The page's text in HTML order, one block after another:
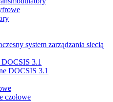
system zarządzania siecią
3.1
DOCSIS 3.1
czołowe